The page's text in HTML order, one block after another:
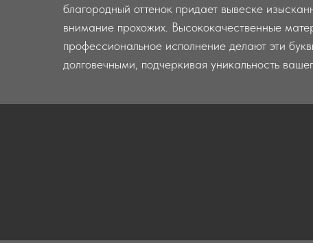
благородный оттенок придает вывеске
внимание прохожих. Высококачественные
профессиональное исполнение делают эти
долговечными, подчеркивая уникальность